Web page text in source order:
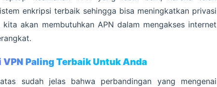
enkripsi terbaik sehingga bisa meningkatkan privasi
akan membutuhkan APN dalam mengakses internet
VPN Paling Terbaik Untuk Anda
sudah jelas bahwa perbandingan yang mengenai